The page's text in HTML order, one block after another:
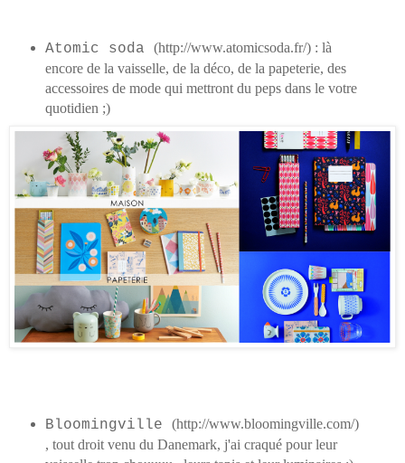
Atomic soda (http://www.atomicsoda.fr/) : là
encore de la vaisselle, de la déco, de la papeterie, des
accessoires de mode qui mettront du peps dans le votre
quotidien ;)
Bloomingville (http://www.bloomingville.com/)
, tout droit venu du Danemark, j'ai craqué pour leur